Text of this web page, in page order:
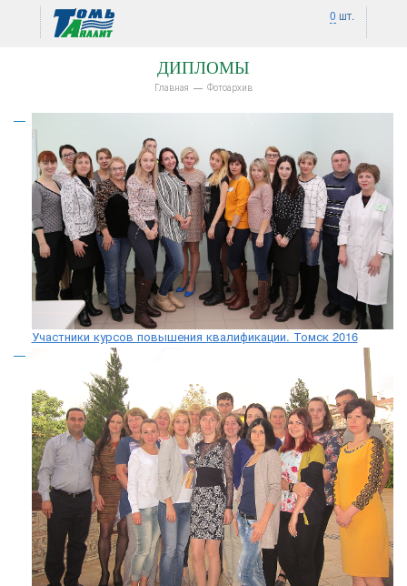
0 шт.
ДИПЛОМЫ
Главная Фотоархив
Участники курсов повышения квалификации. Томск 2016